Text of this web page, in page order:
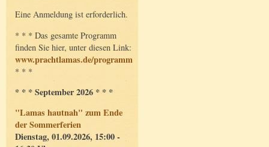
Eine Anmeldung ist erforderlich.
* * * Das gesamte Programm
finden Sie hier, unter diesen Link:
www.prachtlamas.de/programm
* * *
* * * September 2026 * * *
"Lamas hautnah" zum Ende
der Sommerferien
Dienstag, 01.09.2026, 15:00 -